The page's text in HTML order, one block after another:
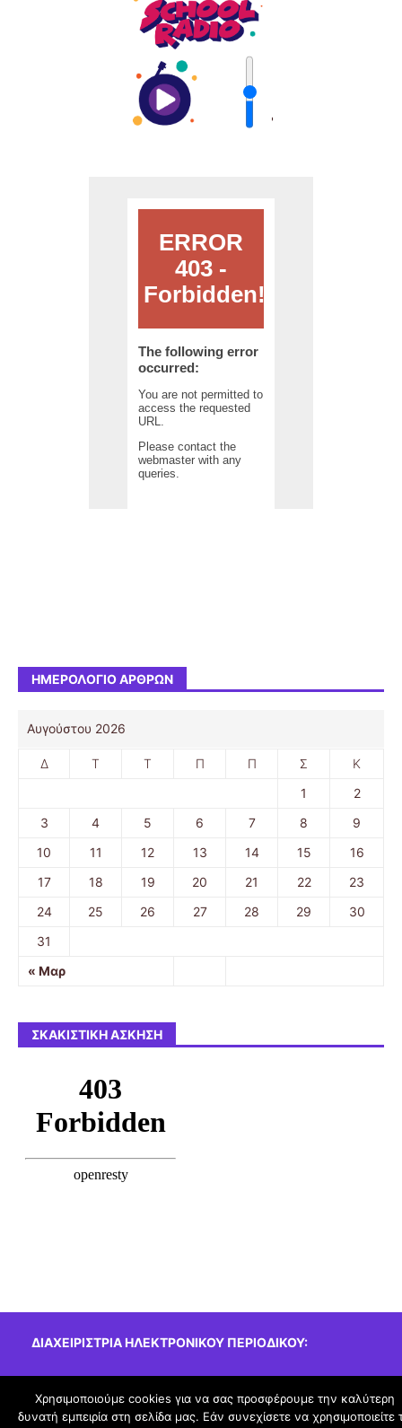
'
ΗΜΕΡΟΛΌΓΙΟ ΆΡΘΡΩΝ
Αυγούστου 2026
Δ Τ Τ Π Π Σ Κ
« Μαρ
1
2
3
4 5 6 7 8
9
10
11 12 13 14 15
16
17
18 19 20 21 22
23
24
25 26 27 28 29
30
31
ΣΚΑΚΙΣΤΙΚΉ ΆΣΚΗΣΗ
ΔΙΑΧΕΙΡΊΣΤΡΙΑ ΗΛΕΚΤΡΟΝΙΚΟΎ ΠΕΡΙΟΔΙΚΟΎ:
Χρησιμοποιούμε cookies για να σας προσφέρουμε την καλύτερη
δυνατή εμπειρία στη σελίδα μας. Εάν συνεχίσετε να χρησιμοποιείτε